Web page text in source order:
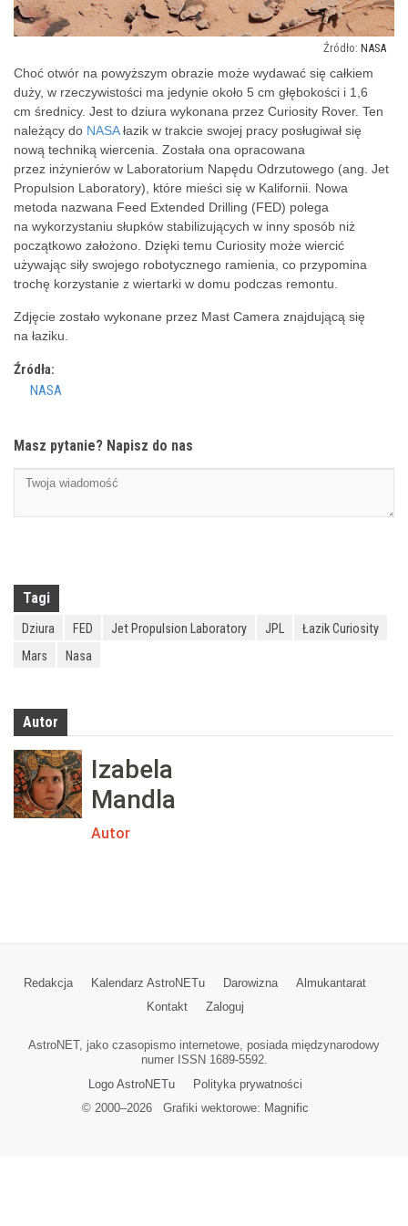
NASA
Choć otwór na powyższym obrazie może wydawać się całkiem
duży, w rzeczywistości ma jedynie około 5 cm głębokości i 1,6
cm średnicy. Jest to dziura wykonana przez Curiosity Rover. Ten
należący do NASAłazik w trakcie swojej pracy posługiwał się
nową techniką wiercenia. Została ona opracowana
przez inżynierów w Laboratorium Napędu Odrzutowego (ang. Jet
Propulsion Laboratory), które mieści się w Kalifornii. Nowa
metoda nazwana Feed Extended Drilling (FED) polega
na wykorzystaniu słupków stabilizujących w inny sposób niż
początkowo założono. Dzięki temu Curiosity może wiercić
używając siły swojego robotycznego ramienia, co przypomina
trochę korzystanie z wiertarki w domu podczas remontu.
Zdjęcie zostało wykonane przez Mast Camera znajdującą się
na łaziku.
Źródła:
NASA
Masz pytanie? Napisz do nas
Tagi
Dziura FED Jet Propulsion Laboratory JPL
Łazik Curiosity
Mars
Nasa
Autor
Izabela
Mandla
Autor
Redakcja Kalendarz AstroNETu Darowizna
Almukantarat
Kontakt
Zaloguj
AstroNET, jako czasopismo internetowe, posiada międzynarodowy
numer ISSN 1689-5592.
Logo AstroNETu
Polityka prywatności
© 2000–2026Grafiki wektorowe: Magnific